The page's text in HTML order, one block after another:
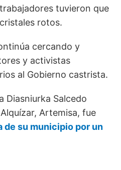
tuvieron que
rotos.
cercando y
y activistas
al Gobierno castrista.
Diasniurka Salcedo
Artemisa, fue
de su municipio por un